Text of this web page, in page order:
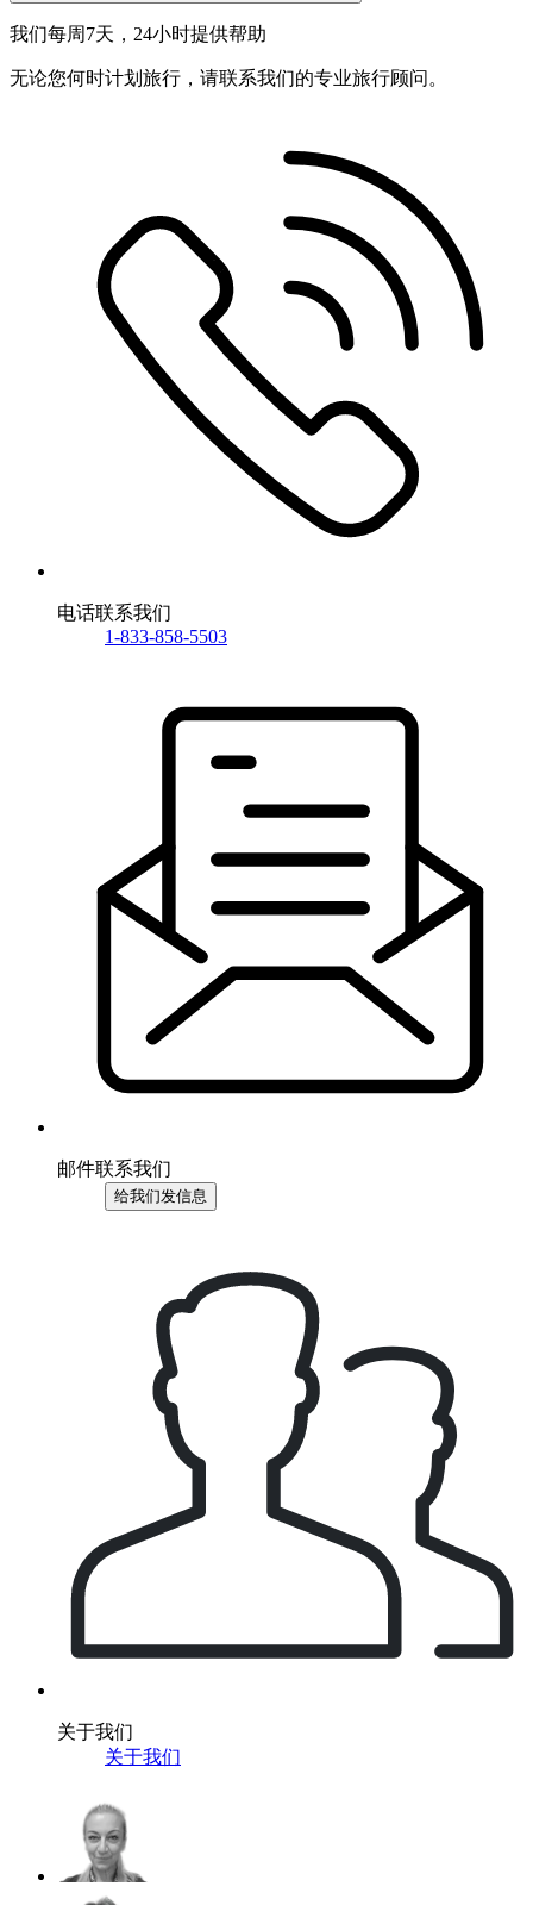
我们每周7天，24小时提供帮助
无论您何时计划旅行，请联系我们的专业旅行顾问。
电话联系我们
1-833-858-5503
邮件联系我们
给我们发信息
关于我们
关于我们